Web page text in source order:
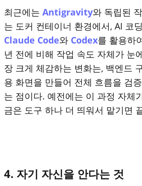
최근에는 Antigravity와 독립된
는 도커 컨테이너 환경에서, AI 코
Claude Code와 Codex를 활용하
년 전에 비해 작업 속도 자체가 눈
장 크게 체감하는 변화는, 백엔드
용 화면을 만들어 전체 흐름을 검
는 점이다. 예전에는 이 과정 자체
금은 도구 하나 더 띄워서 맡기면
4. 자기 자신을 안다는 것